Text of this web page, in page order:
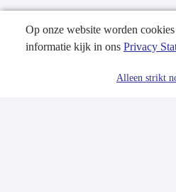
Publicatiedatum: 28-09-2023
Op onze website worden
informatie kijk in ons Privacy
Alleen strikt